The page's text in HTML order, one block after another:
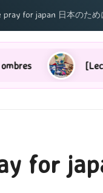
pray for japan 日本のた
[Lecture] Gardiens
for